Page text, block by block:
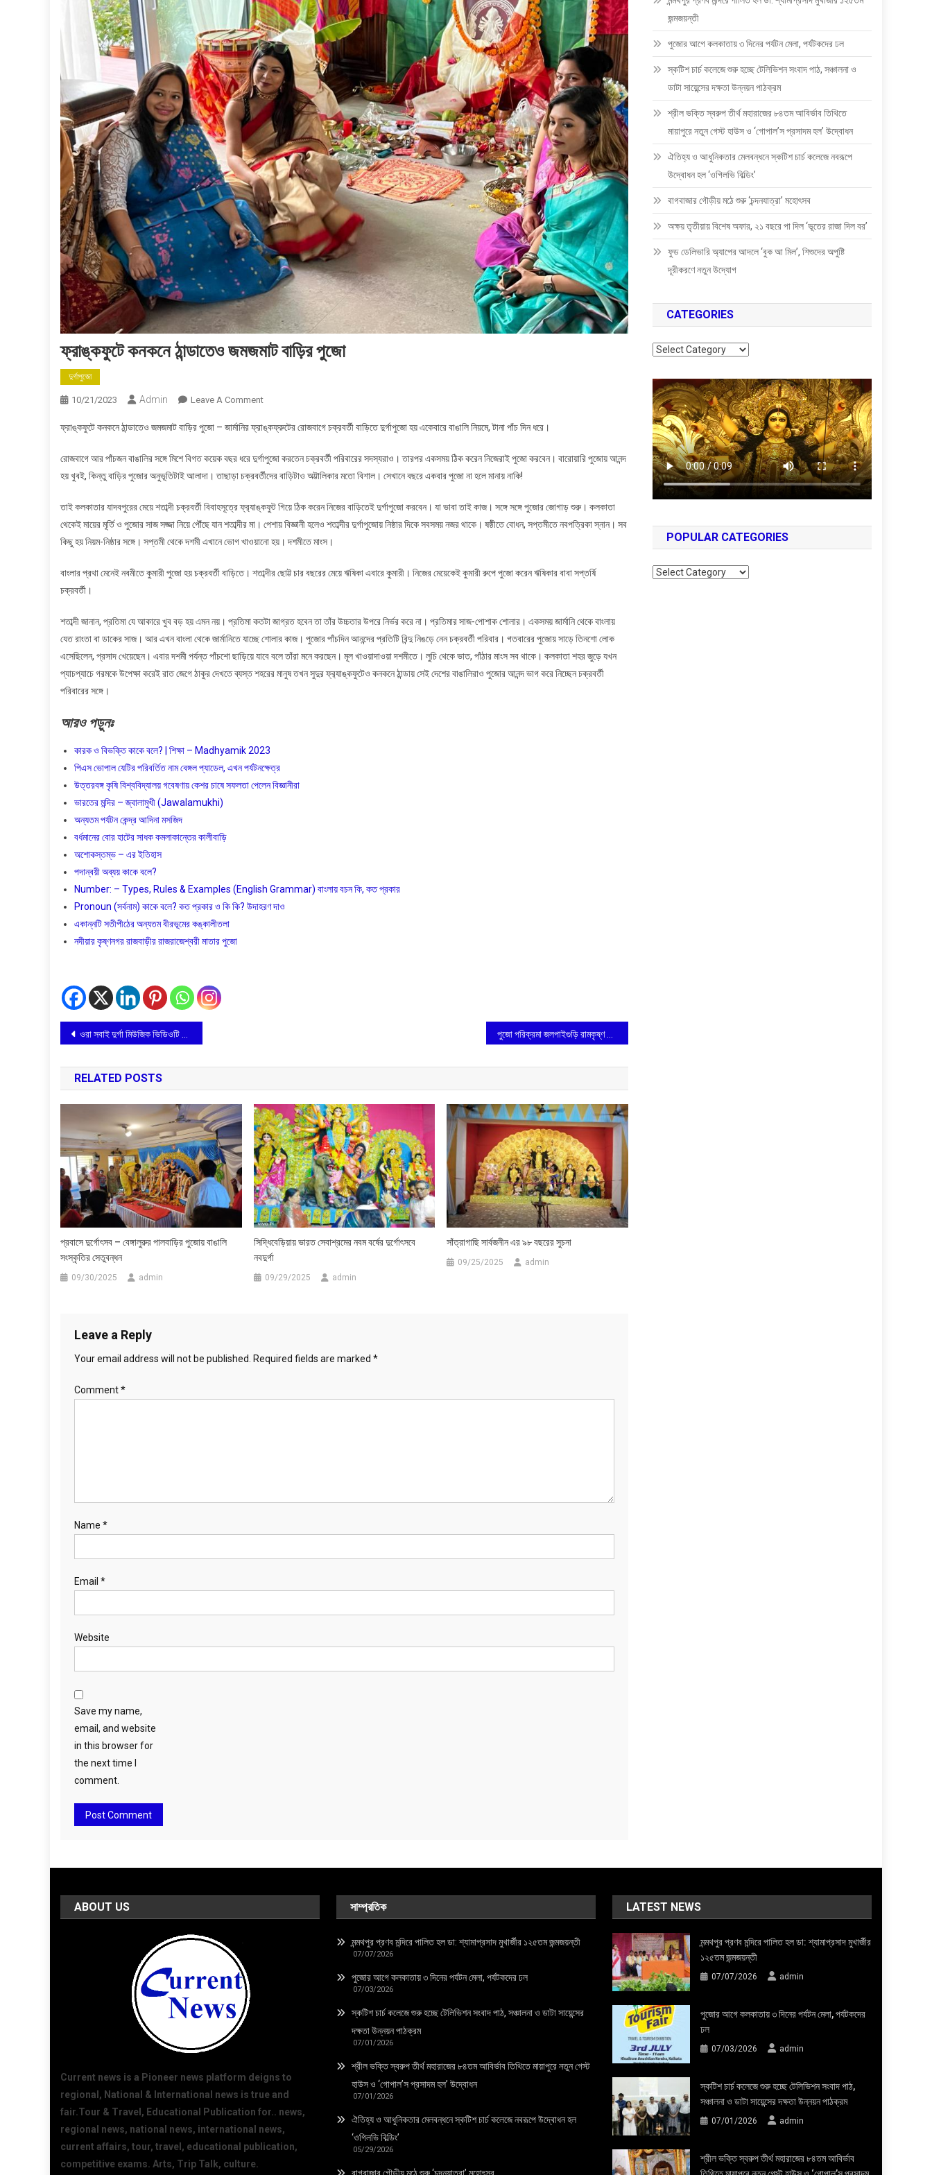
ফ্রাঙ্কফুটে কনকনে ঠান্ডাতেও জমজমাট বাড়ির পুজো
দুর্গাপুজো
10/21/2023 Admin Leave A CommentOn
কনকনে
জমজমাট
বাড়ির
ফ্রাঙ্কফুটে কনকনে ঠান্ডাতেও জমজমাট বাড়ির পুজো – জার্মানির ফ্রাঙ্কফ্রুটের রোজবাগে চক্রবর্তী বাড়িতে দুর্গাপুজো হয় একেবারে বাঙালি নিয়মে, টানা পাঁচ দিন ধরে।
রোজবাগে আর পাঁচজন বাঙালির সঙ্গে মিশে বিগত কয়েক বছর ধরে দুর্গাপুজো করতেন চক্রবর্তী পরিবারের সদস্যরাও। তারপর একসময় ঠিক করেন নিজেরাই পুজো করবেন। বারোয়ারি পুজোয় আনন্দ
হয় খুবই, কিন্তু বাড়ির পুজোর অনুভূতিটাই আলাদা। তাছাড়া চক্রবর্তীদের বাড়িটাও অট্টালিকার মতো বিশাল। সেখানে বছরে একবার পুজো না হলে মানায় নাকি!
তাই কলকাতার যাদবপুরের মেয়ে শতাব্দী চক্রবর্তী বিবাহসূত্রে ফ্র‍্যাঙ্কফুট গিয়ে ঠিক করেন নিজের বাড়িতেই দুর্গাপুজো করবেন। যা ভাবা তাই কাজ। সঙ্গে সঙ্গে পুজোর জোগাড় শুরু। কলকাতা
থেকেই মায়ের মূর্তি ও পুজোর সাজ সজ্জা নিয়ে পৌঁছে যান শতাব্দীর মা। পেশায় বিজ্ঞানী হলেও শতাব্দীর দুর্গাপুজোয় নিষ্ঠার দিকে সবসময় নজর থাকে। ষষ্ঠীতে বোধন, সপ্তমীতে নবপত্রিকা স্নান। সব
কিছু হয় নিয়ম-নিষ্ঠার সঙ্গে। সপ্তমী থেকে দশমী এখানে ভোগ খাওয়ানো হয়। দশমীতে মাংস।
বাংলার প্রথা মেনেই নবমীতে কুমারী পুজো হয় চক্রবর্তী বাড়িতে। শতাব্দীর ছোট্ট চার বছরের মেয়ে ঋষিকা এবারে কুমারী। নিজের মেয়েকেই কুমারী রুপে পুজো করেন ঋষিকার বাবা সপ্তর্ষি
চক্রবর্তী।
শতাব্দী জানান, প্রতিমা যে আকারে খুব বড় হয় এমন নয়। প্রতিমা কতটা জাগ্রত হবেন তা তাঁর উচ্চতার উপরে নির্ভর করে না। প্রতিমার সাজ-পোশাক শোলার। একসময় জার্মানি থেকে বাংলায়
যেত রাংতা বা ডাকের সাজ। আর এখন বাংলা থেকে জার্মানিতে যাচ্ছে শোলার কাজ। পুজোর পাঁচদিন আনন্দের প্রতিটি বিন্দু নিঙড়ে নেন চক্রবর্তী পরিবার। গতবারের পুজোয় সাড়ে তিনশো লোক
এসেছিলেন, প্রসাদ খেয়েছেন। এবার দশমী পর্যন্ত পাঁচশো ছাড়িয়ে যাবে বলে তাঁরা মনে করছেন। মূল খাওয়াদাওয়া দশমীতে। লুচি থেকে ভাত, পাঁঠার মাংস সব থাকে। কলকাতা শহর জুড়ে যখন
প্যাচপ্যাচে গরমকে উপেক্ষা করেই রাত জেগে ঠাকুর দেখতে ব্যস্ত শহরের মানুষ তখন সুদুর ফ্র‍্যাঙ্কফুটেও কনকনে ঠান্ডায় সেই দেশের বাঙালিরাও পুজোর আনন্দ ভাগ করে নিচ্ছেন চক্রবর্তী
পরিবারের সঙ্গে।
আরও পড়ুনঃ
কারক ও বিভক্তি কাকে বলে? | শিক্ষা – Madhyamik 2023
পিএস ভোপাল যেটির পরিবর্তিত নাম বেঙ্গল প্যাডেল, এখন পর্যটনক্ষেত্র
উত্তরবঙ্গ কৃষি বিশ্ববিদ্যালয় গবেষণায় কেশর চাষে সফলতা পেলেন বিজ্ঞানীরা
ভারতের মন্দির – জ্বালামুখী (Jawalamukhi)
অন্যতম পর্যটন কেন্দ্র আদিনা মসজিদ
বর্ধমানের বোর হাটের সাধক কমলাকান্তের কালীবাড়ি
অশােকস্তম্ভ – এর ইতিহাস
পদান্বয়ী অব্যয় কাকে বলে?
Number: – Types, Rules & Examples (English Grammar) বাংলায় বচন কি, কত প্রকার
Pronoun (সর্বনাম) কাকে বলে? কত প্রকার ও কি কি? উদাহরণ দাও
একান্নটি সতীপীঠের অন্যতম বীরভূমের কঙ্কালীতলা
নদীয়ার কৃষ্ণনগর রাজবাড়ীর রাজরাজেশ্বরী মাতার পুজো
Post
navigation
ওরা সবাই দুর্গা মিউজিক ভিডিওটি মুক্তি পেল পুজো পরিক্রমা জলপাইগুড়ি রামকৃষ্ণ মিশনের পুজো
RELATED POSTS
প্রবাসে দুর্গোৎসব – বেঙ্গালুরুর পালবাড়ির পুজোয় বাঙালি
সংস্কৃতির সেতুবন্ধন
09/30/2025 admin
সিদ্ধিবেড়িয়ায় ভারত সেবাশ্রমের নবম বর্ষের দুর্গোৎসবে
নবদুর্গা
09/29/2025 admin
সাঁত্রাগাছি সার্বজনীন এর ৯৮ বছরের সুচনা
09/25/2025 admin
Leave a Reply
Your email address will not be published. Required fields are marked *
Comment*
Name *
Email *
Website
Save my name,
email, and website
in this browser for
the next time I
comment.
জন্মজয়ন্তী
পুজোর আগে কলকাতায় ৩ দিনের পর্যটন মেলা, পর্যটকদের ঢল
স্কটিশ চার্চ কলেজে শুরু হচ্ছে টেলিভিশন সংবাদ পাঠ, সঞ্চালনা ও
ডাটা সায়েন্সের দক্ষতা উন্নয়ন পাঠক্রম
শ্রীল ভক্তি স্বরুপ তীর্থ মহারাজের ৮৪তম আবির্ভাব তিথিতে
মায়াপুরে নতুন গেস্ট হাউস ও ‘গোপাল’স প্রসাদম হল’ উদ্বোধন
ঐতিহ্য ও আধুনিকতার মেলবন্ধনে স্কটিশ চার্চ কলেজে নবরূপে
উদ্বোধন হল ‘ওগিলভি বিল্ডিং’
বাগবাজার গৌড়ীয় মঠে শুরু ‘চন্দনযাত্রা’ মহোৎসব
অক্ষয় তৃতীয়ায় বিশেষ অফার, ২১ বছরে পা দিল ‘ভূতের রাজা দিল বর’
ফুড ডেলিভারি অ্যাপের আদলে ‘বুক আ মিল’, শিশুদের অপুষ্টি
দূরীকরণে নতুন উদ্যোগ
CATEGORIES
Categories
POPULAR CATEGORIES
Popular
ABOUT US
Current news is a Pioneer news platform deigns to
regional, National & International news is true and
fair.Tour & Travel, Educational Publication for.. news,
regional news, national news, international news,
current affairs, tour, travel, educational publication,
competitive exams. Arts, Trip Talk, culture.
সাম্প্রতিক
মন্মথপুর প্রণব মন্দিরে পালিত হল ডা: শ্যামাপ্রসাদ মুখার্জীর ১২৫তম জন্মজয়ন্তী
07/07/2026
পুজোর আগে কলকাতায় ৩ দিনের পর্যটন মেলা, পর্যটকদের ঢল
07/03/2026
স্কটিশ চার্চ কলেজে শুরু হচ্ছে টেলিভিশন সংবাদ পাঠ, সঞ্চালনা ও ডাটা সায়েন্সের
দক্ষতা উন্নয়ন পাঠক্রম
07/01/2026
শ্রীল ভক্তি স্বরুপ তীর্থ মহারাজের ৮৪তম আবির্ভাব তিথিতে মায়াপুরে নতুন গেস্ট
হাউস ও ‘গোপাল’স প্রসাদম হল’ উদ্বোধন
07/01/2026
ঐতিহ্য ও আধুনিকতার মেলবন্ধনে স্কটিশ চার্চ কলেজে নবরূপে উদ্বোধন হল
‘ওগিলভি বিল্ডিং’
05/29/2026
LATEST NEWS
মন্মথপুর প্রণব মন্দিরে পালিত হল ডা: শ্যামাপ্রসাদ মুখার্জীর
১২৫তম জন্মজয়ন্তী
07/07/2026 admin
পুজোর আগে কলকাতায় ৩ দিনের পর্যটন মেলা, পর্যটকদের
ঢল
07/03/2026 admin
স্কটিশ চার্চ কলেজে শুরু হচ্ছে টেলিভিশন সংবাদ পাঠ,
সঞ্চালনা ও ডাটা সায়েন্সের দক্ষতা উন্নয়ন পাঠক্রম
07/01/2026 admin
শ্রীল ভক্তি স্বরুপ তীর্থ মহারাজের ৮৪তম আবির্ভাব